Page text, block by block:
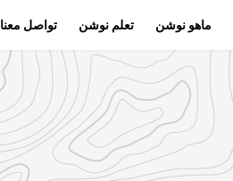
ماهو نوشن تعلم نوشن تواصل معنا